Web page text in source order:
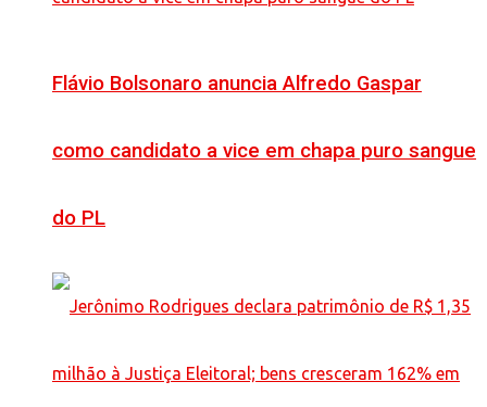
Flávio Bolsonaro anuncia Alfredo Gaspar
como candidato a vice em chapa puro sangue
do PL